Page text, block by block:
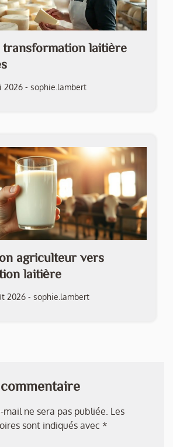
transformation laitière
2026 - sophie.lambert
agriculteur vers
laitière
2026 - sophie.lambert
mail ne sera pas publiée. Les
sont indiqués avec *